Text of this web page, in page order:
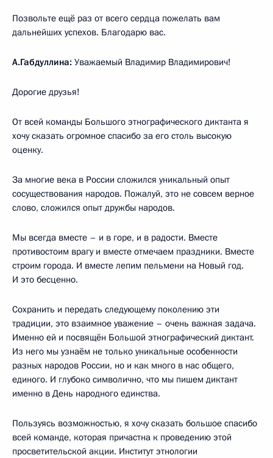
Позвольте ещё раз от всего сердца пожелать вам
дальнейших успехов. Благодарю вас.
А.Габдуллина: Уважаемый Владимир Владимирович!
Дорогие друзья!
От всей команды Большого этнографического диктанта я
хочу сказать огромное спасибо за его столь высокую
оценку.
За многие века в России сложился уникальный опыт
сосуществования народов. Пожалуй, это не совсем верное
слово, сложился опыт дружбы народов.
Мы всегда вместе – и в горе, и в радости. Вместе
противостоим врагу и вместе отмечаем праздники. Вместе
строим города. И вместе лепим пельмени на Новый год.
И это бесценно.
Сохранить и передать следующему поколению эти
традиции, это взаимное уважение – очень важная задача.
Именно ей и посвящён Большой этнографический диктант.
Из него мы узнаём не только уникальные особенности
разных народов России, но и как много в нас общего,
единого. И глубоко символично, что мы пишем диктант
именно в День народного единства.
Пользуясь возможностью, я хочу сказать большое спасибо
всей команде, которая причастна к проведению этой
просветительской акции. Институт этнологии